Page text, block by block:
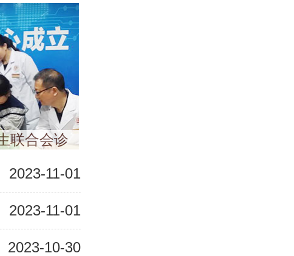
联合会诊
2023-11-01
2023-11-01
2023-10-30